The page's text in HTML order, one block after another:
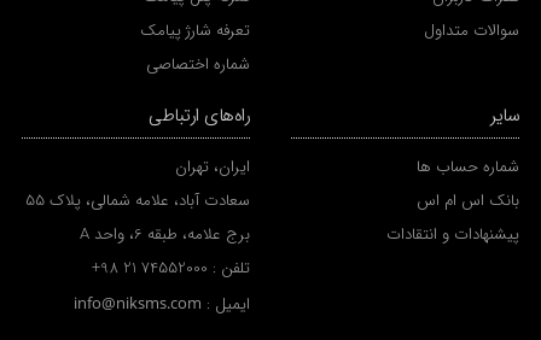
سوالات متداول
تعرفه شارژ پیامک
شماره اختصاصی
سایر
شماره حساب ها
بانک اس ام اس
پیشنهادات و انتقادات
راه‌های ارتباطی
ایران، تهران
سعادت آباد، علامه شمالی، پلاک 55
برج علامه، طبقه 6، واحد A
تلفن : +98 21 74552000
ایمیل : info@niksms.com